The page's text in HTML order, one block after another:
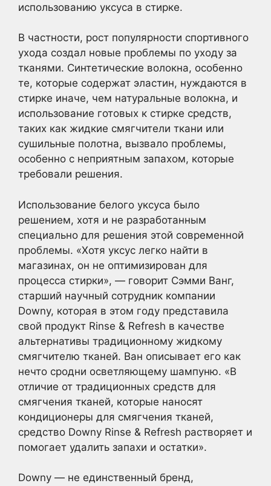
использованию уксуса в стирке.
В частности, рост популярности спортивного
ухода создал новые проблемы по уходу за
тканями. Синтетические волокна, особенно
те, которые содержат эластин, нуждаются в
стирке иначе, чем натуральные волокна, и
использование готовых к стирке средств,
таких как жидкие смягчители ткани или
сушильные полотна, вызвало проблемы,
особенно с неприятным запахом, которые
требовали решения.
Использование белого уксуса было
решением, хотя и не разработанным
специально для решения этой современной
проблемы. «Хотя уксус легко найти в
магазинах, он не оптимизирован для
процесса стирки», — говорит Сэмми Ванг,
старший научный сотрудник компании
Downy, которая в этом году представила
свой продукт Rinse & Refresh в качестве
альтернативы традиционному жидкому
смягчителю тканей. Ван описывает его как
нечто сродни осветляющему шампуню. «В
отличие от традиционных средств для
смягчения тканей, которые наносят
кондиционеры для смягчения тканей,
средство Downy Rinse & Refresh растворяет и
помогает удалить запахи и остатки».
Downy — не единственный бренд,